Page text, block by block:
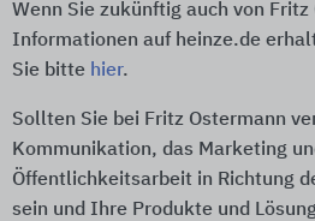
Wenn Sie zukünftig auch von Fritz
Informationen auf heinze.de
Sie bitte hier.
Sollten Sie bei Fritz Ostermann
Kommunikation, das Marketing
Öffentlichkeitsarbeit in Richtung
sein und Ihre Produkte und